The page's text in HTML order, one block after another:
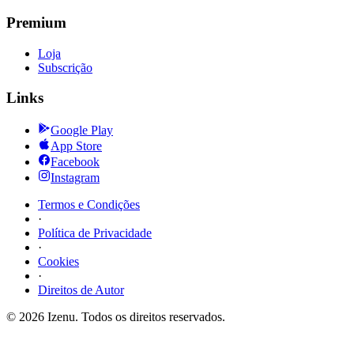
Premium
Loja
Subscrição
Links
Google Play
App Store
Facebook
Instagram
Termos e Condições
·
Política de Privacidade
·
Cookies
·
Direitos de Autor
© 2026 Izenu. Todos os direitos reservados.